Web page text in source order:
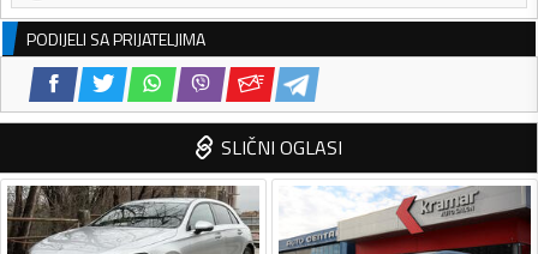
PODIJELI SA PRIJATELJIMA
SLIČNI OGLASI